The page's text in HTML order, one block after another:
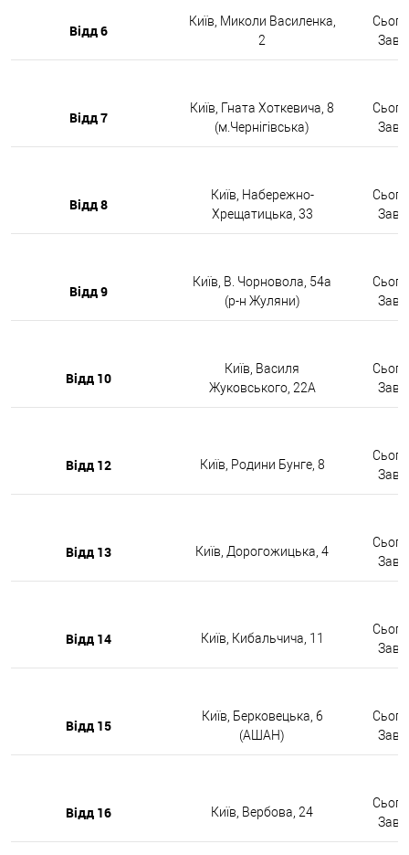
Відд 6
Київ, Миколи Василенка,
2
Відд 7
Київ, Гната Хоткевича, 8
(м.Чернігівська)
Відд 8
Київ, Набережно-
Хрещатицька, 33
Відд 9
Київ, В. Чорновола, 54а
(р-н Жуляни)
Відд 10
Київ, Василя
Жуковського, 22А
Відд 12 Київ, Родини Бунге, 8
Відд 13 Київ, Дорогожицька, 4
Відд 14 Київ, Кибальчича, 11
Відд 15
Київ, Берковецька, 6
(АШАН)
Відд 16 Київ, Вербова, 24